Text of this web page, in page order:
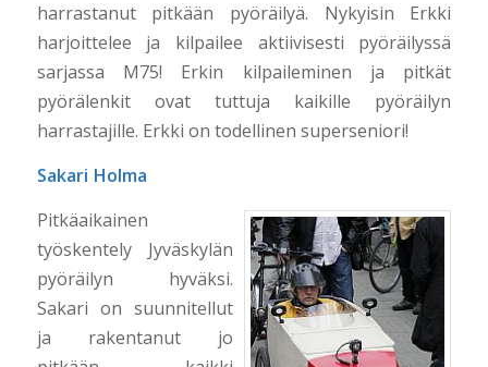
harrastanut pitkään pyöräilyä. Nykyisin Erkki
harjoittelee ja kilpailee aktiivisesti pyöräilyssä
sarjassa M75! Erkin kilpaileminen ja pitkät
pyörälenkit ovat tuttuja kaikille pyöräilyn
harrastajille. Erkki on todellinen superseniori!
Sakari Holma
Pitkäaikainen
työskentely Jyväskylän
pyöräilyn hyväksi.
Sakari on suunnitellut
ja rakentanut jo